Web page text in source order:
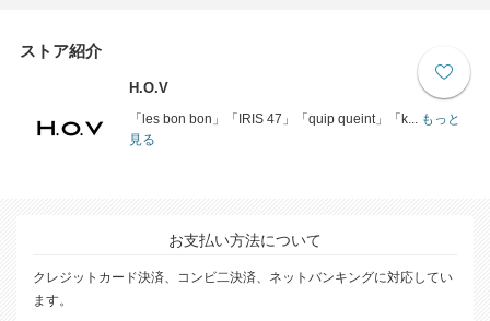
ストア紹介
H.O.V
「les bon bon」「IRIS 47」「quip queint」「k...もっと
見る
お支払い方法について
クレジットカード決済、コンビ二決済、ネットバンキングに対応してい
ます。